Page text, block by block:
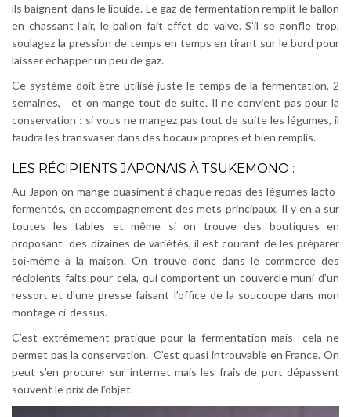
ils baignent dans le liquide. Le gaz de fermentation remplit le ballon
en chassant l’air, le ballon fait effet de valve. S’il se gonfle trop,
soulagez la pression de temps en temps en tirant sur le bord pour
laisser échapper un peu de gaz.
Ce système doit être utilisé juste le temps de la fermentation, 2
semaines, et on mange tout de suite. Il ne convient pas pour la
conservation : si vous ne mangez pas tout de suite les légumes, il
faudra les transvaser dans des bocaux propres et bien remplis.
LES RÉCIPIENTS JAPONAIS À TSUKEMONO :
Au Japon on mange quasiment à chaque repas des légumes lacto-
fermentés, en accompagnement des mets principaux. Il y en a sur
toutes les tables et même si on trouve des boutiques en
proposant des dizaines de variétés, il est courant de les préparer
soi-même à la maison. On trouve donc dans le commerce des
récipients faits pour cela, qui comportent un couvercle muni d’un
ressort et d’une presse faisant l’office de la soucoupe dans mon
montage ci-dessus.
C’est extrêmement pratique pour la fermentation mais cela ne
permet pas la conservation. C’est quasi introuvable en France. On
peut s’en procurer sur internet mais les frais de port dépassent
souvent le prix de l’objet.